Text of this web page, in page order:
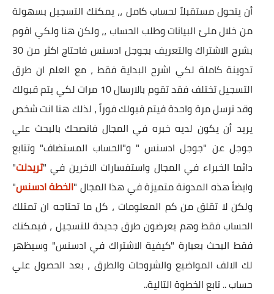
أن يتحول مستقبلاً لحساب كامل ،، يمكنك التسجيل بسهولة
من خلال ملئ البيانات وطلب الحساب ،، ولكن هنا ولكي اقوم
بشرح الاشتراك والتعريف بجوجل ادسنس فاحتاج اكثر من 30
تدوينة كاملة لكي اشرح البداية فقط ، مع العلم ان طرق
التسجيل تختلف فقد تقوم بالارسال 10 مرات لكي يتم قبولك
وقد ترسل مرة واحدة فيتم قبولك فوراً ، لذلك هنا انت شخص
يريد أن يكون لديه خبره في المجال فانصحك بالبحث علي
جوجل عن "جوجل ادسنس " و"الحساب المستضاف" وتتابع
دائما الخبراء في المجال واستفسارات الاخرين في "تريدنت"
وايضاً هذه المدونة متميزة في هذا المجال "الخطة ادسنس"
ولكن لا تقلق من كم المعلومات ، كل ما تحتاجه ان تمتلك
الحساب فقط وهم يعرضون طرق جديدة للتسجيل ، فيمكنك
فقط البحث بعبارة "كيفية الاشتراك في ادسنس" وسيظهر
لك الالف المواضيع والشروحات والطرق ، بعد الحصول علي
حساب .. تابع الخطوة التالية..